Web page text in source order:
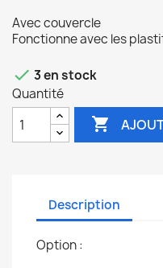
Avec couvercle
Fonctionne avec les
 3 en stock
Quantité

Description
Option :